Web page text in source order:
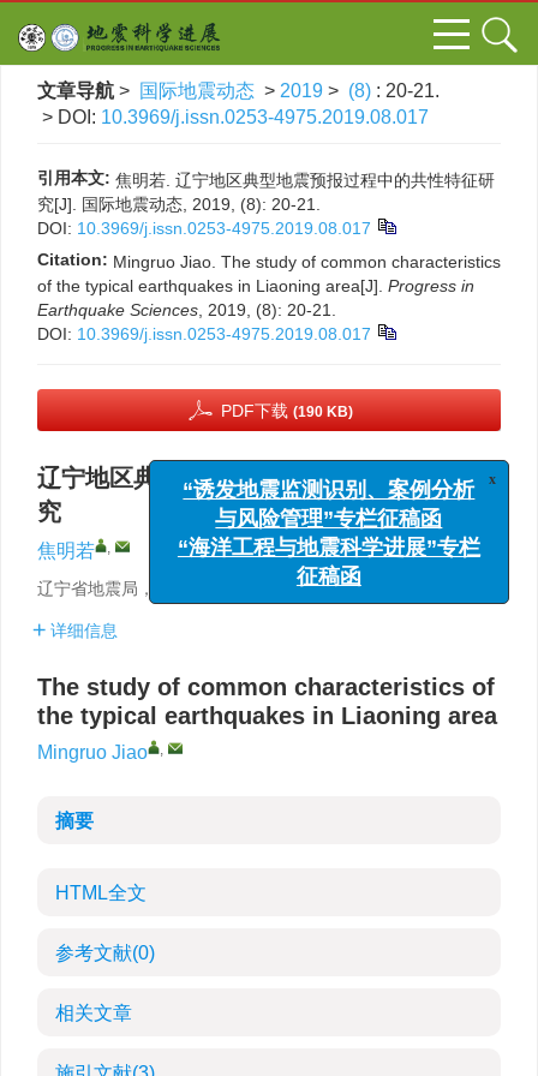
文章导航 > 国际地震动态 > 2019 > (8) : 20-21.
> DOI: 10.3969/j.issn.0253-4975.2019.08.017
引用本文: 焦明若. 辽宁地区典型地震预报过程中的共性特征研
究[J]. 国际地震动态, 2019, (8): 20-21.
DOI: 10.3969/j.issn.0253-4975.2019.08.017
Citation: Mingruo Jiao. The study of common characteristics
of the typical earthquakes in Liaoning area[J]. Progress in
Earthquake Sciences , 2019, (8): 20-21.
DOI: 10.3969/j.issn.0253-4975.2019.08.017
PDF下载 (190 KB)
辽宁地区典型地震预报过程中的共性特征研
究
焦明若 ,
辽宁省地震局，沈阳 110031
详细信息
The study of common characteristics of
the typical earthquakes in Liaoning area
Mingruo Jiao ,
摘要
HTML全文
参考文献(0)
相关文章
“诱发地震监测识别、案例分析
与风险管理”专栏征稿函
“海洋工程与地震科学进展”专栏
征稿函